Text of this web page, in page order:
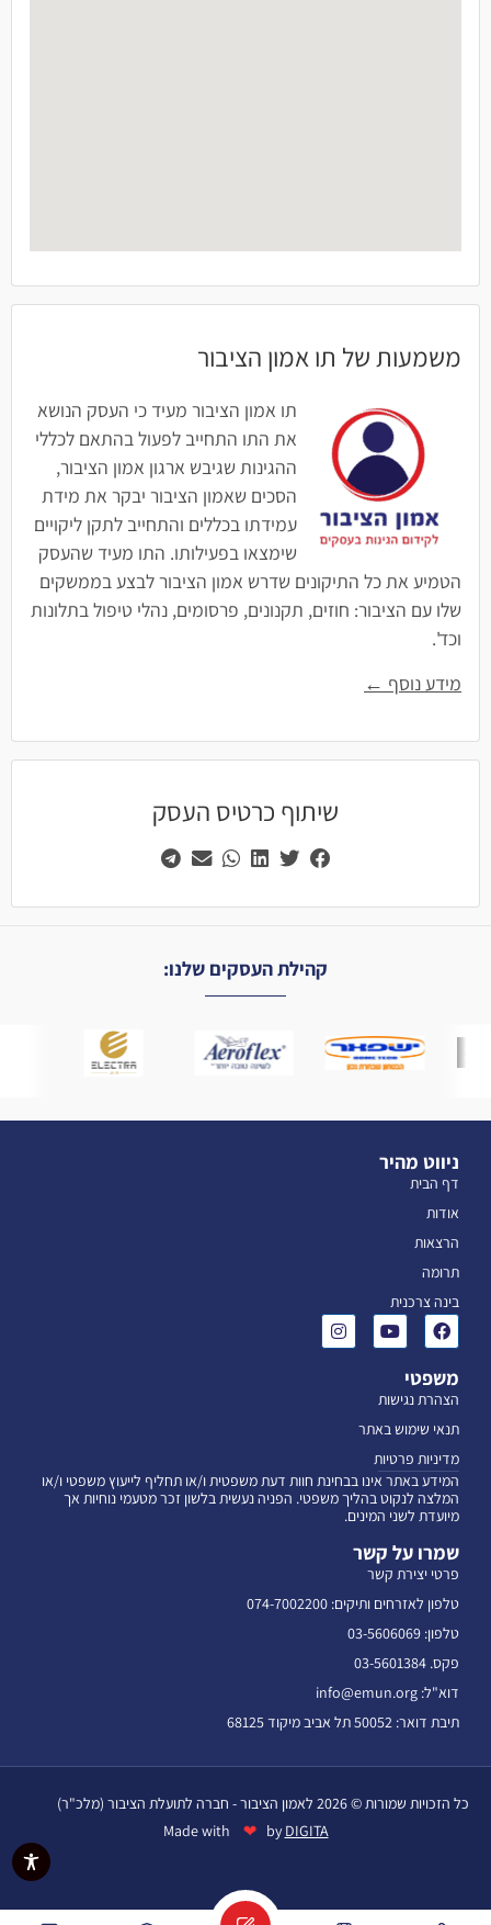
משמעות של תו אמון הציבור
תו אמון הציבור מעיד כי העסק הנושא
את התו התחייב לפעול בהתאם לכללי
ההגינות שגיבש ארגון אמון הציבור,
הסכים שאמון הציבור יבקר את מידת
עמידתו בכללים והתחייב לתקן ליקויים
שימצאו בפעילותו. התו מעיד שהעסק
הטמיע את כל התיקונים שדרש אמון הציבור לבצע בממשקים
שלו עם הציבור: חוזים, תקנונים, פרסומים, נהלי טיפול בתלונות
וכד'.
מידע נוסף ←
שיתוף כרטיס העסק
קהילת העסקים שלנו:
ניווט מהיר
דף הבית
אודות
הרצאות
תרומה
בינה צרכנית
משפטי
הצהרת נגישות
תנאי שימוש באתר
מדיניות פרטיות
המידע באתר אינו בבחינת חוות דעת משפטית ו/או תחליף לייעוץ משפטי ו/או
המלצה לנקוט בהליך משפטי. הפניה נעשית בלשון זכר מטעמי נוחיות אך
מיועדת לשני המינים.
שמרו על קשר
פרטי יצירת קשר
טלפון לאזרחים ותיקים: 074-7002200
טלפון: 03-5606069
פקס. 03-5601384
דוא"ל: info@emun.org
תיבת דואר: 50052 תל אביב מיקוד 68125
כל הזכויות שמורות © 2026 לאמון הציבור - חברה לתועלת הציבור (מלכ"ר)
Made with
❤ by DIGITA